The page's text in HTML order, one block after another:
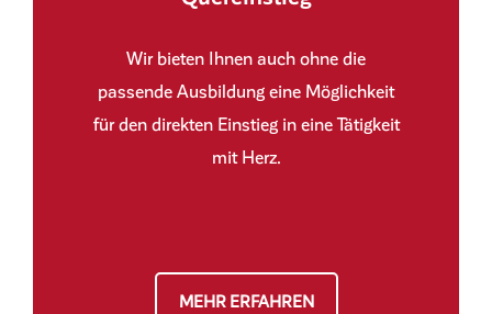
Wir bieten Ihnen auch ohne die
passende Ausbildung eine Möglichkeit
für den direkten Einstieg in eine Tätigkeit
mit Herz.
MEHR ERFAHREN